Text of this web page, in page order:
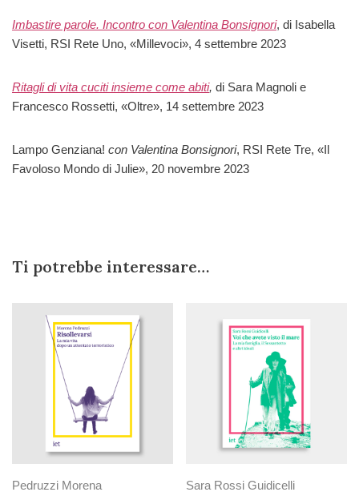
Imbastire parole. Incontro con Valentina Bonsignori, di Isabella
Visetti, RSI Rete Uno, «Millevoci», 4 settembre 2023
Ritagli di vita cuciti insieme come abiti, di Sara Magnoli e
Francesco Rossetti, «Oltre», 14 settembre 2023
Lampo Genziana! con Valentina Bonsignori, RSI Rete Tre, «Il
Favoloso Mondo di Julie», 20 novembre 2023
Ti potrebbe interessare…
Pedruzzi Morena Sara Rossi Guidicelli